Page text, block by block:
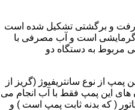
رفت و برگشتی تشکیل شده است
گرمایشی است و آب مصرفی با
مربوط به دستگاه دو
از نوع سانتریفیوژ (گریز از
های این پمپ فقط با آب انجام می
( که بدنه ثابت پمپ است ) و